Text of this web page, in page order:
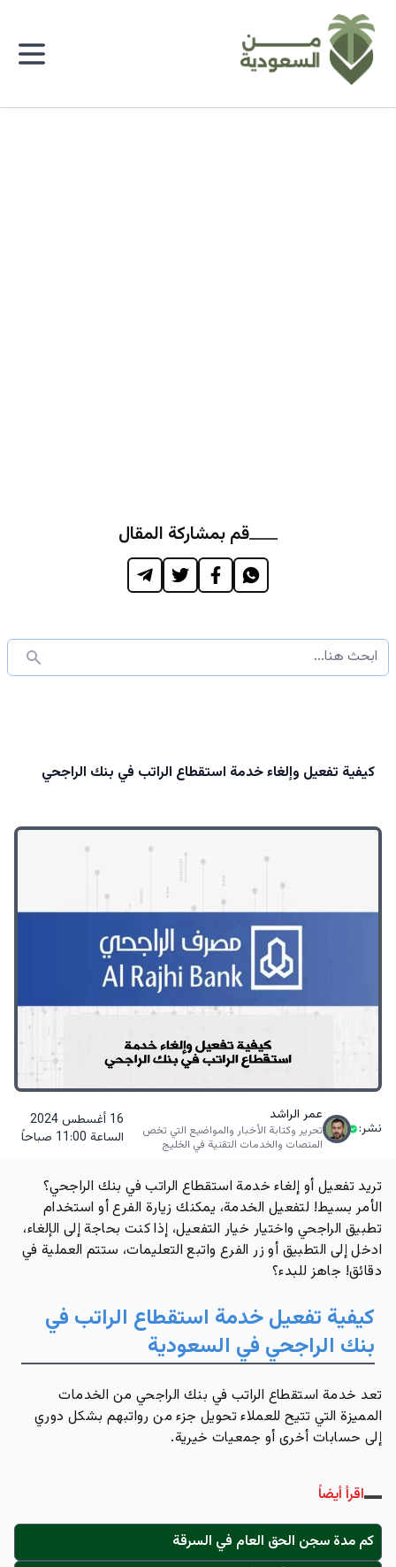
قم بمشاركة المقال
كيفية تفعيل وإلغاء خدمة استقطاع الراتب في بنك الراجحي
نشر:
عمر الراشد
تحرير وكتابة الأخبار والمواضيع التي تخص
المنصات والخدمات التقنية في الخليج
16 أغسطس 2024
الساعة 11:00 صباحاً
تريد تفعيل أو إلغاء خدمة استقطاع الراتب في بنك الراجحي؟
الأمر بسيط! لتفعيل الخدمة، يمكنك زيارة الفرع أو استخدام
تطبيق الراجحي واختيار خيار التفعيل، إذا كنت بحاجة إلى الإلغاء،
ادخل إلى التطبيق أو زر الفرع واتبع التعليمات، ستتم العملية في
دقائق! جاهز للبدء؟
كيفية تفعيل خدمة استقطاع الراتب في
بنك الراجحي في السعودية
تعد خدمة استقطاع الراتب في بنك الراجحي من الخدمات
المميزة التي تتيح للعملاء تحويل جزء من رواتبهم بشكل دوري
إلى حسابات أخرى أو جمعيات خيرية.
اقرأ أيضاً
كم مدة سجن الحق العام في السرقة